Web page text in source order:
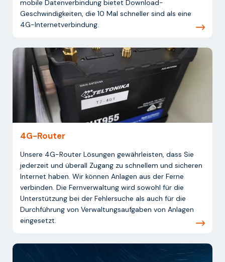
mobile Datenverbindung bietet Download-
Geschwindigkeiten, die 10 Mal schneller sind als eine
4G-Internetverbindung.
4G-Router
Unsere 4G-Router Lösungen gewährleisten, dass Sie
jederzeit und überall Zugang zu schnellem und sicheren
Internet haben. Wir können Anlagen aus der Ferne
verbinden. Die Fernverwaltung wird sowohl für die
Unterstützung bei der Fehlersuche als auch für die
Durchführung von Verwaltungsaufgaben von Anlagen
eingesetzt.